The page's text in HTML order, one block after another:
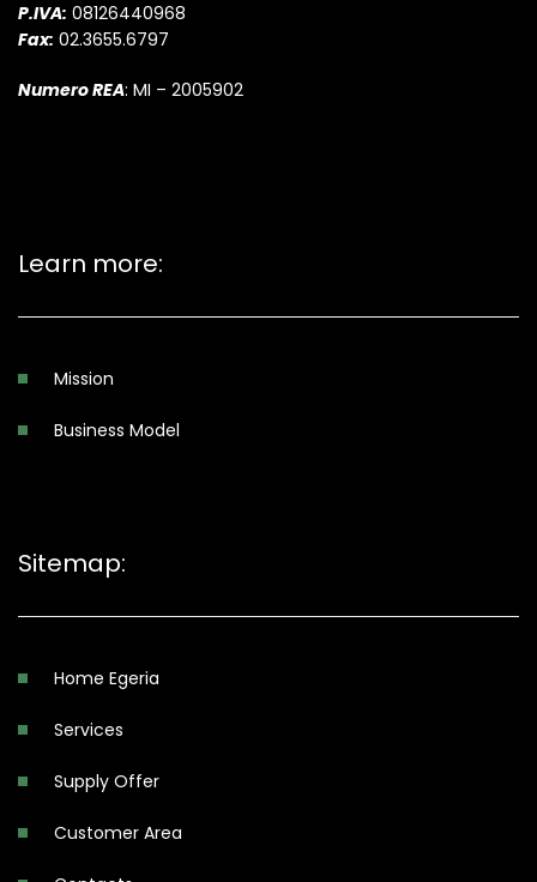
P.IVA: 08126440968
Fax: 02.3655.6797
Numero REA: MI – 2005902
Learn more:
Mission
Business Model
Sitemap:
Home Egeria
Services
Supply Offer
Customer Area